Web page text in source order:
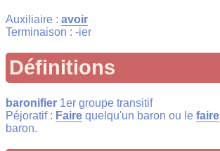
Auxiliaire : avoir
Terminaison : -ier
Définitions
baronifier 1er groupe transitif
Péjoratif : Faire quelqu'un baron ou le faire
baron.